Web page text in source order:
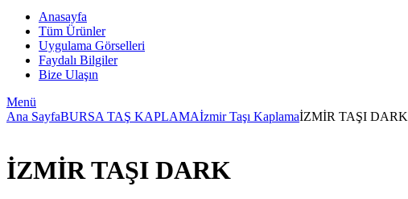
Anasayfa
Tüm Ürünler
Uygulama Görselleri
Faydalı Bilgiler
Bize Ulaşın
Menü
Ana SayfaBURSA TAŞ KAPLAMAİzmir Taşı KaplamaİZMİR TAŞI DARK
İZMİR TAŞI DARK